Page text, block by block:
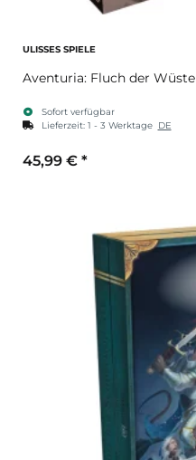
ULISSES SPIELE
Aventuria: Fluch der Wüste
Sofort verfügbar
Lieferzeit: 1 - 3 Werktage DE
45,99 € *